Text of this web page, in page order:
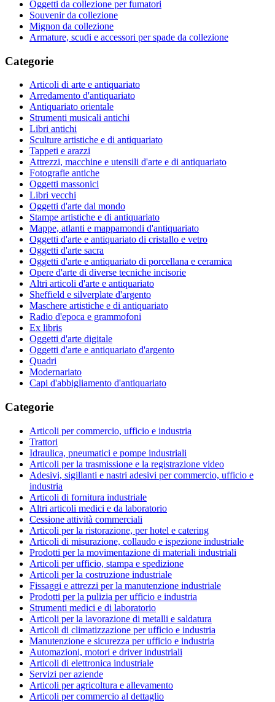
Oggetti da collezione per fumatori
Souvenir da collezione
Mignon da collezione
Armature, scudi e accessori per spade da collezione
Categorie
Articoli di arte e antiquariato
Arredamento d'antiquariato
Antiquariato orientale
Strumenti musicali antichi
Libri antichi
Sculture artistiche e di antiquariato
Tappeti e arazzi
Attrezzi, macchine e utensili d'arte e di antiquariato
Fotografie antiche
Oggetti massonici
Libri vecchi
Oggetti d'arte dal mondo
Stampe artistiche e di antiquariato
Mappe, atlanti e mappamondi d'antiquariato
Oggetti d'arte e antiquariato di cristallo e vetro
Oggetti d'arte sacra
Oggetti d'arte e antiquariato di porcellana e ceramica
Opere d'arte di diverse tecniche incisorie
Altri articoli d'arte e antiquariato
Sheffield e silverplate d'argento
Maschere artistiche e di antiquariato
Radio d'epoca e grammofoni
Ex libris
Oggetti d'arte digitale
Oggetti d'arte e antiquariato d'argento
Quadri
Modernariato
Capi d'abbigliamento d'antiquariato
Categorie
Articoli per commercio, ufficio e industria
Trattori
Idraulica, pneumatici e pompe industriali
Articoli per la trasmissione e la registrazione video
Adesivi, sigillanti e nastri adesivi per commercio, ufficio e
industria
Articoli di fornitura industriale
Altri articoli medici e da laboratorio
Cessione attività commerciali
Articoli per la ristorazione, per hotel e catering
Articoli di misurazione, collaudo e ispezione industriale
Prodotti per la movimentazione di materiali industriali
Articoli per ufficio, stampa e spedizione
Articoli per la costruzione industriale
Fissaggi e attrezzi per la manutenzione industriale
Prodotti per la pulizia per ufficio e industria
Strumenti medici e di laboratorio
Articoli per la lavorazione di metalli e saldatura
Articoli di climatizzazione per ufficio e industria
Manutenzione e sicurezza per ufficio e industria
Automazioni, motori e driver industriali
Articoli di elettronica industriale
Servizi per aziende
Articoli per agricoltura e allevamento
Articoli per commercio al dettaglio